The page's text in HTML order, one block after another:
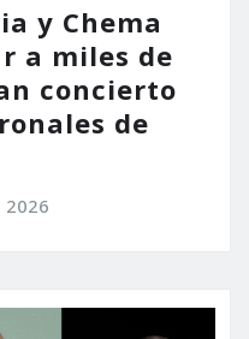
y Chema
a miles de
concierto
de
2026